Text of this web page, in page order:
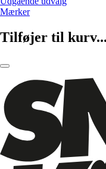
Mærker
Tilføjer til kurv...